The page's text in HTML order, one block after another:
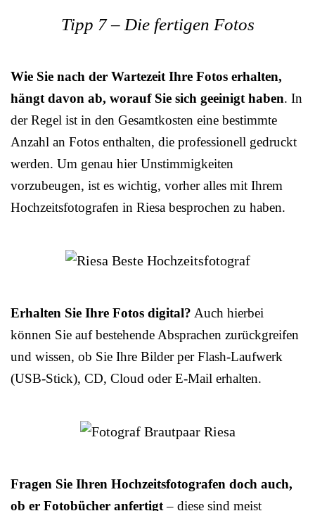
Tipp 7 – Die fertigen Fotos
Wie Sie nach der Wartezeit Ihre Fotos erhalten,
hängt davon ab, worauf Sie sich geeinigt haben. In
der Regel ist in den Gesamtkosten eine bestimmte
Anzahl an Fotos enthalten, die professionell gedruckt
werden. Um genau hier Unstimmigkeiten
vorzubeugen, ist es wichtig, vorher alles mit Ihrem
Hochzeitsfotografen in Riesa besprochen zu haben.
Erhalten Sie Ihre Fotos digital? Auch hierbei
können Sie auf bestehende Absprachen zurückgreifen
und wissen, ob Sie Ihre Bilder per Flash-Laufwerk
(USB-Stick), CD, Cloud oder E-Mail erhalten.
Fragen Sie Ihren Hochzeitsfotografen doch auch,
ob er Fotobücher anfertigt– diese sind meist